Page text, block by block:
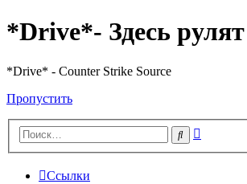
*Drive*- Здесь
*Drive* - Counter Strike Source
Пропустить
Поиск
Ссылки